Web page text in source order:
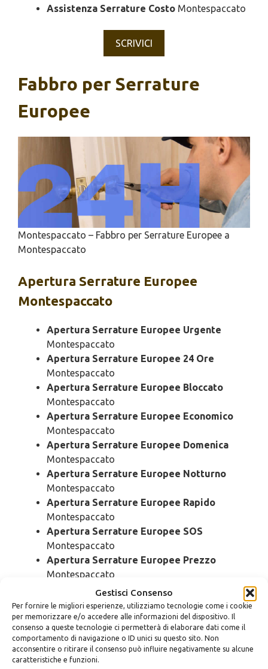
Gestisci Consenso
Per fornire le migliori esperienze, utilizziamo tecnologie come i cookie
per memorizzare e/o accedere alle informazioni del dispositivo. Il
consenso a queste tecnologie ci permetterà di elaborare dati come il
comportamento di navigazione o ID unici su questo sito. Non
acconsentire o ritirare il consenso può influire negativamente su alcune
caratteristiche e funzioni.
Assistenza Serrature Costo Montespaccato
SCRIVICI
Fabbro per Serrature
Europee
Montespaccato – Fabbro per Serrature Europee a
Montespaccato
Apertura Serrature Europee
Montespaccato
Apertura Serrature Europee Urgente
Montespaccato
Apertura Serrature Europee 24 Ore
Montespaccato
Apertura Serrature Europee Bloccato
Montespaccato
Apertura Serrature Europee Economico
Montespaccato
Apertura Serrature Europee Domenica
Montespaccato
Apertura Serrature Europee Notturno
Montespaccato
Apertura Serrature Europee Rapido
Montespaccato
Apertura Serrature Europee SOS
Montespaccato
Apertura Serrature Europee Prezzo
Montespaccato
Apertura Serrature Europee Costo
Montespaccato
Pronto InterventoSerrature
Europee Montespaccato